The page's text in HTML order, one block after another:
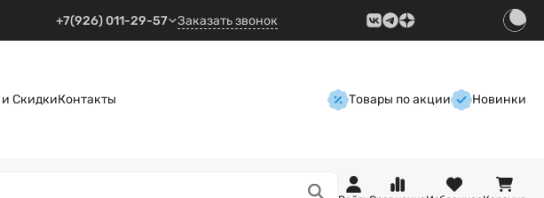
+7(926) 011-29-57 Заказать звонок
СкидкиКонтакты Товары по акции Новинки